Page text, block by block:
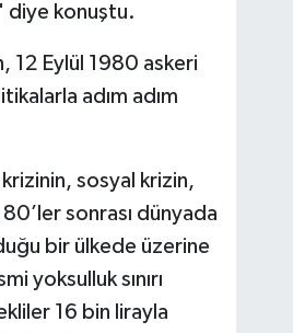
diye konuştu.
12 Eylül 1980 askeri
adım adım
sosyal krizin,
sonrası dünyada
bir ülkede üzerine
yoksulluk sınırı
16 bin lirayla